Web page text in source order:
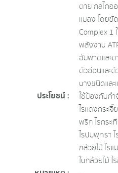
ตาย กลไกอ
แมลง โดยขั
Complex 1
พลังงาน
อัมพาตและต
ตัวอ่อนและ
บางชนิดและ
ประโยชน์ :
ใช้ป้องกันกํา
ไรแดงกระเ
พริก ไรกระเ
ไรปมพุทรา
กล้วยไม้ ไร
ใบกล้วยไม้ ไ